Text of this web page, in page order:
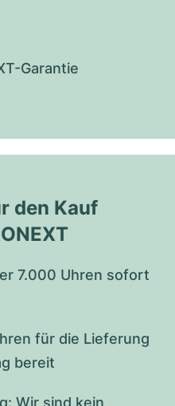
Garantie
den Kauf
7.000 Uhren sofort
für die Lieferung
bereit
Wir sind kein